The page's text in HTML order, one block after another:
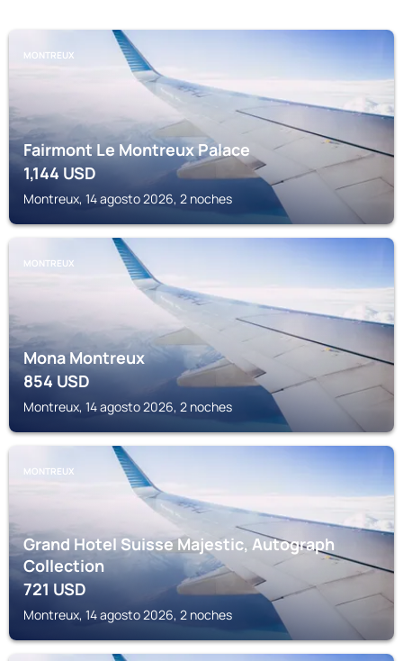
MONTREUX
Fairmont Le Montreux Palace
1,144USD
Montreux, 14 agosto 2026, 2 noches
MONTREUX
Mona Montreux
854USD
Montreux, 14 agosto 2026, 2 noches
MONTREUX
Grand Hotel Suisse Majestic, Autograph
Collection
721USD
Montreux, 14 agosto 2026, 2 noches